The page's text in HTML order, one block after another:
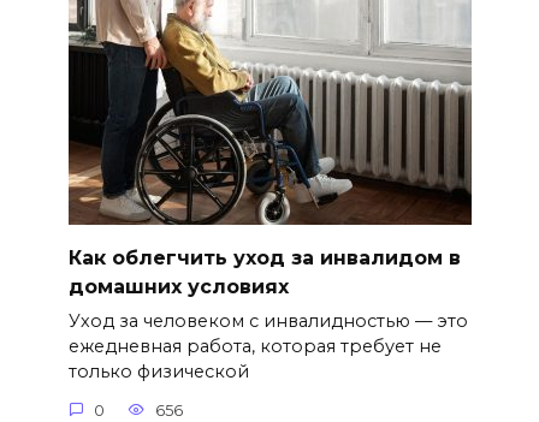
Как облегчить уход за инвалидом в
домашних условиях
Уход за человеком с инвалидностью — это
ежедневная работа, которая требует не
только физической
0 656